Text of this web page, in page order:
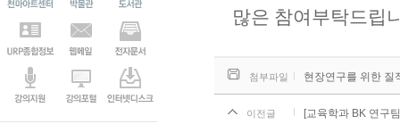
많은 참여부탁드립
첨부파일 현장연구를 위한
이전글 [교육학과 BK 연구